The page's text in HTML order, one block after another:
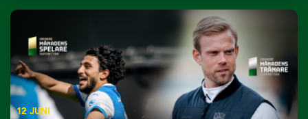
12 JUNI